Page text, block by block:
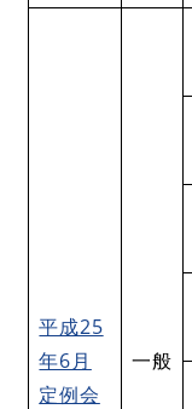
平成25
年6月
定例会
一般